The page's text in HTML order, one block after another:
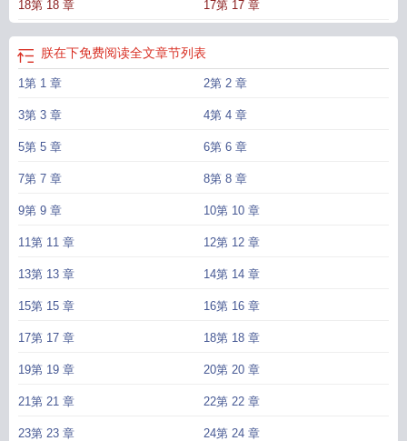
下一刻他却卑微跪地，双眸浸透水汽，压低的嗓音里满是哭音。“殿下，求您看看
臣……”“好不好？”那向来深谋远虑的棋手，最终折了脊梁，主动化作她掌中最温
顺的棋子。【阅读指南】1.gb，先婚后爱，双c，双初恋，he。2.男女主均正常性
别身体结构，女攻男，不互攻。3.救赎向。4.日更。↓——预收文案——↓接档预收
文：《她的小戏子gb》【温柔偏执病美人x破碎勾人替身伶人】虞晚是虞国最受宠
的小公主，却是个缠绵病榻的药罐子。支撑她活下去的，唯有对失踪的侯府小少
亲手弄脏。后台初见，少年正被人逼着画押。她懒得管这闲事，无非是多个攀附
只剩玉石俱焚的狠绝。*苏子衿有记忆以来就在戏班。班主说他天生贱骨头，偏生
了张能伺候人的脸。他不讨厌唱戏，只恨透了这句话。这日开戏前，班主下了最
他，不过是又一个冷眼旁观者。可偏偏是她，带他离了这阎王殿。她虽锦衣玉食
待他极好，却总爱用最温柔的音调说着最残忍的话。“知道为何选你么？”“就凭这
戏，唱到嗓音都哑了，喉咙都痛了。越是模仿得像，她看他的眼神就越温柔。他
甘之如饴。直到这天，他无意打碎她的匣子，看见那九岁小青蛇的画像与戏票。
荒唐……这滋味……比班主的鞭子疼多了。他拼命模仿的，竟是自己年少时的模
犯上by绛紫儿
丞相的下属 丞相以下的职位
上免费阅读丞相下面是什么官 丞相之下的官职有什么列举一些
18第 18 章 17第 17 章
朕在下免费阅读全文章节列表
1第 1 章 2第 2 章
3第 3 章 4第 4 章
5第 5 章 6第 6 章
7第 7 章 8第 8 章
9第 9 章 10第 10 章
11第 11 章 12第 12 章
13第 13 章 14第 14 章
15第 15 章 16第 16 章
17第 17 章 18第 18 章
19第 19 章 20第 20 章
21第 21 章 22第 22 章
23第 23 章 24第 24 章